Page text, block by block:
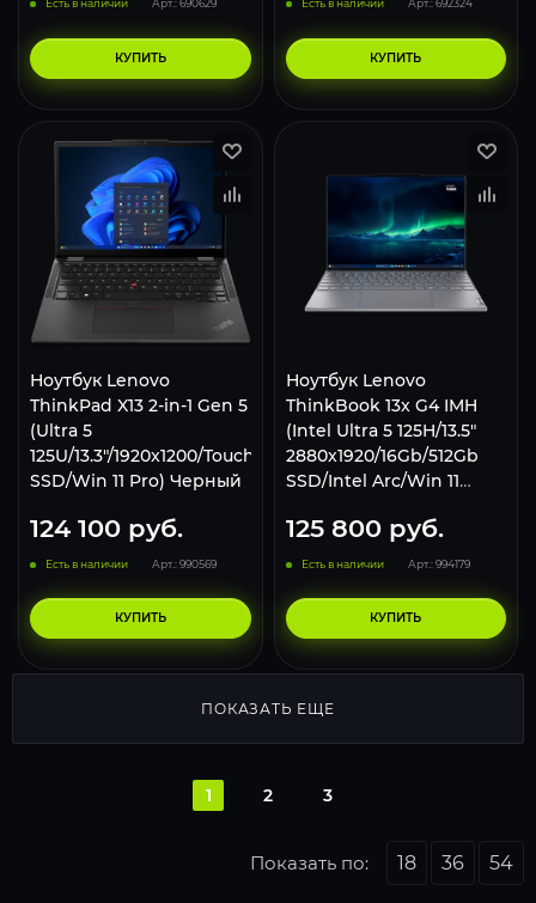
Есть в наличии Арт.: 690629
КУПИТЬ
Есть в наличии Арт.: 692324
КУПИТЬ
Ноутбук Lenovo
ThinkPad X13 2-in-1 Gen 5
(Ultra 5
125U/13.3"/1920x1200/Touch/16Gb/512Gb
SSD/Win 11 Pro) Черный
124 100 руб.
Есть в наличии Арт.: 990569
КУПИТЬ
Ноутбук Lenovo
ThinkBook 13x G4 IMH
(Intel Ultra 5 125H/13.5"
2880x1920/16Gb/512Gb
SSD/Intel Arc/Win 11
125 800руб.
Есть в наличии Арт.: 994179
КУПИТЬ
ПОКАЗАТЬ ЕЩЕ
1 2 3
Показать по: 18 36 54